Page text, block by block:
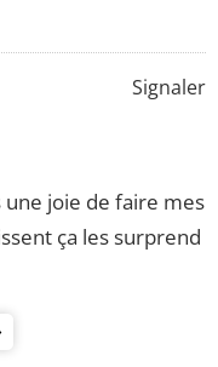
Signaler
joie de faire mes
ça les surprend